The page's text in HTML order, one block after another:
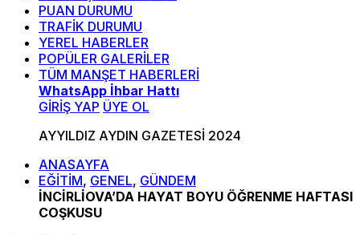
PUAN DURUMU
TRAFİK DURUMU
YEREL HABERLER
POPÜLER GALERİLER
TÜM MANŞET HABERLERİ
WhatsApp İhbar Hattı
GİRİŞ YAP ÜYE OL
AYYILDIZ AYDIN GAZETESİ 2024
ANASAYFA
EĞİTİM, GENEL, GÜNDEM
İNCİRLİOVA’DA HAYAT BOYU ÖĞRENME HAFTASI
COŞKUSU